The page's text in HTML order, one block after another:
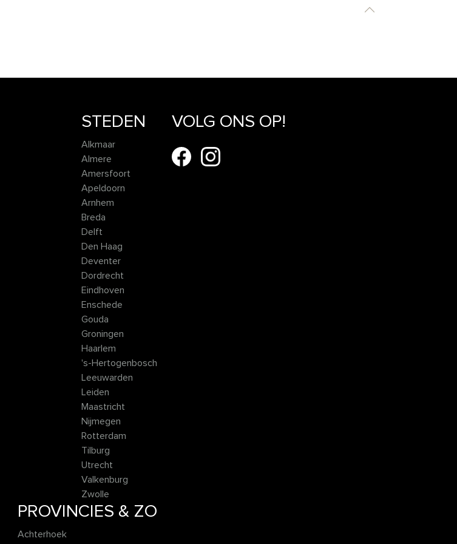
STEDEN
Alkmaar
Almere
Amersfoort
Apeldoorn
Arnhem
Breda
Delft
Den Haag
Deventer
Dordrecht
Eindhoven
Enschede
Gouda
Groningen
Haarlem
's-Hertogenbosch
Leeuwarden
Leiden
Maastricht
Nijmegen
Rotterdam
Tilburg
Utrecht
Valkenburg
Zwolle
PROVINCIES & ZO
Achterhoek
VOLG ONS OP!